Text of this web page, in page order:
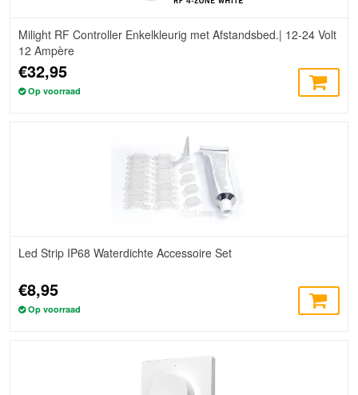
Milight RF Controller Enkelkleurig met Afstandsbed.| 12-24 Volt
12 Ampère
€32,95
Op voorraad
Led Strip IP68 Waterdichte Accessoire Set
€8,95
Op voorraad